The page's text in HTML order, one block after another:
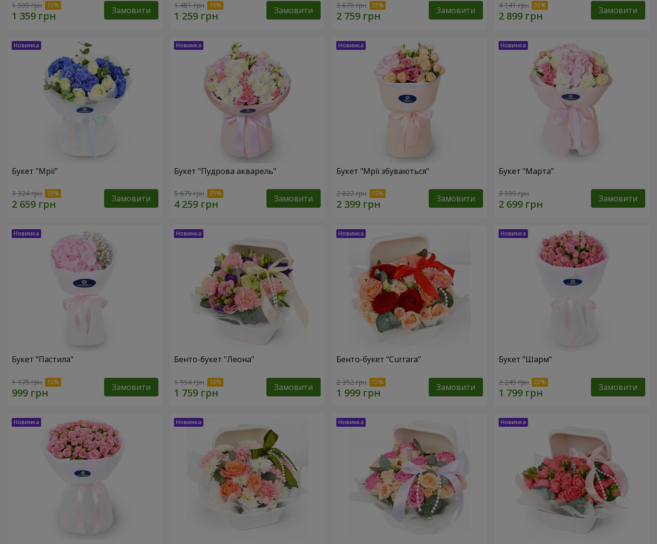
1 599 грн Замовити 1 481 грн Замовити 3 679 грн Замовити 4 141 грн Замовити
Букет "Мрії"
3 324 грн Замовити
Букет "Пудрова акварель"
5 679 грн Замовити
Букет "Мрії збуваються"
2 822 грн Замовити
Букет "Марта"
3 599 грн Замовити
Букет "Пастила"
1 175 грн Замовити
Бенто-букет "Леона"
1 954 грн Замовити
Бенто-букет "Currara"
2 352 грн Замовити
Букет "Шарм"
2 249 грн Замовити